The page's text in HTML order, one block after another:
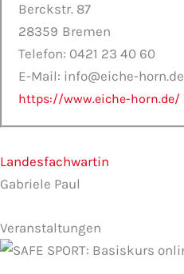
Berckstr. 87
28359 Bremen
Telefon: 0421 23 40 60
E-Mail: info@eiche-horn.de
https://www.eiche-horn.de/
Landesfachwartin
Gabriele Paul
Veranstaltungen